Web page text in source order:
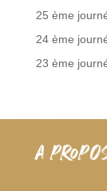
25 ème
24 ème
23 ème
A